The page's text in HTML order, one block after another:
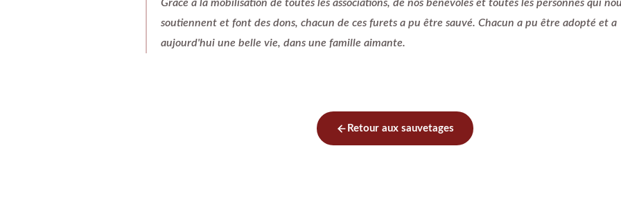
Grâce à la mobilisation de toutes les associations, de nos bénévoles et toutes les personnes qui
soutiennent et font des dons, chacun de ces furets a pu être sauvé. Chacun a pu être adopté et a
aujourd'hui une belle vie, dans une famille aimante.
Retour aux sauvetages